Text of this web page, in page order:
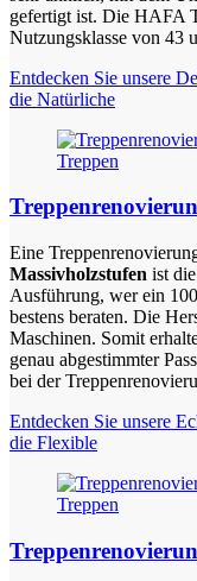
gefertigt ist. Die HAFA
Nutzungsklasse von 43
Entdecken Sie unsere
die Natürliche
Eine
Massivholzstufen ist
Ausführung, wer ein
bestens beraten. Die
Maschinen. Somit
genau abgestimmter
bei der
Entdecken Sie unsere
die Flexible